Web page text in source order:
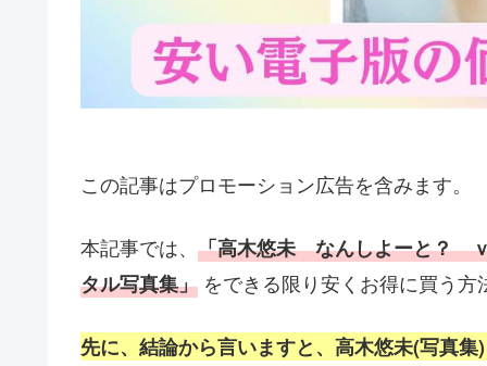
この記事はプロモーション広告を含みます。
本記事では、 「高木悠未 なんしよーと？
タル写真集」 をできる限り安くお得に買う方
先に、結論から言いますと、高木悠未(写真集